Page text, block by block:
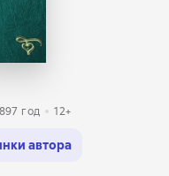
год 12+
автора